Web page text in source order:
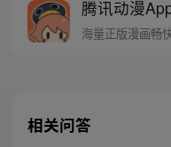
腾讯动漫
海量正版漫画畅
相关问答